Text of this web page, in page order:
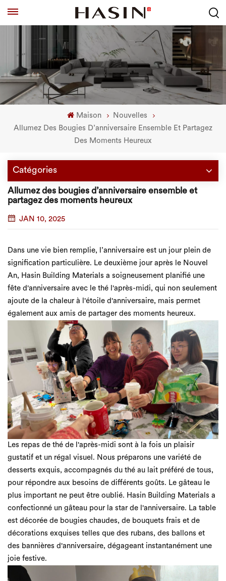
Maison
Nouvelles
Allumez Des Bougies D’anniversaire Ensemble Et Partagez
Des Moments Heureux
Catégories
Allumez des bougies d’anniversaire ensemble et
partagez des moments heureux
JAN 10, 2025
Dans une vie bien remplie, l’anniversaire est un jour plein de
signification particulière. Le deuxième jour après le Nouvel
An, Hasin Building Materials a soigneusement planifié une
fête d'anniversaire avec le thé l'après-midi, qui non seulement
ajoute de la chaleur à l'étoile d'anniversaire, mais permet
également aux amis de partager des moments heureux.
Les repas de thé de l'après-midi sont à la fois un plaisir
gustatif et un régal visuel. Nous préparons une variété de
desserts exquis, accompagnés du thé au lait préféré de tous,
pour répondre aux besoins de différents goûts. Le gâteau le
plus important ne peut être oublié. Hasin Building Materials a
confectionné un gâteau pour la star de l'anniversaire. La table
est décorée de bougies chaudes, de bouquets frais et de
décorations exquises telles que des rubans, des ballons et
des bannières d'anniversaire, dégageant instantanément une
joie festive.